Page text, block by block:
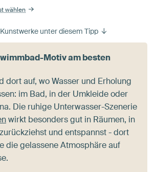
wählen
unter diesem Tipp
Motiv am besten
dort auf, wo Wasser und Erholung
im Bad, in der Umkleide oder
Die ruhige Unterwasser-Szenerie
wirkt besonders gut in Räumen, in
und entspannst - dort
die gelassene Atmosphäre auf